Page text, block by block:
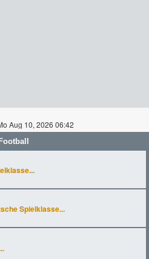
Aug 10, 2026 06:42
Football
Spielklasse...